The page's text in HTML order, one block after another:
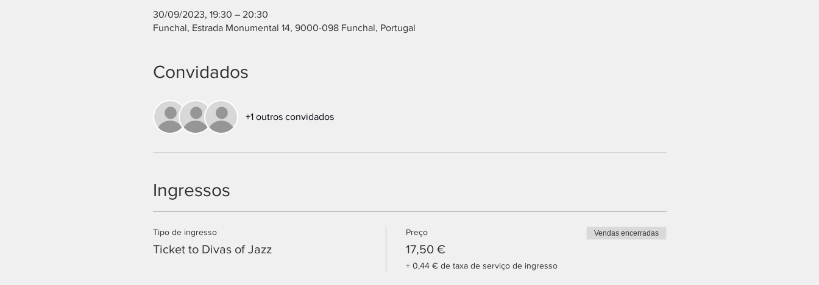
30/09/2023, 19:30 – 20:30
Funchal, Estrada Monumental 14, 9000-098 Funchal, Portugal
Convidados
+1 outros convidados
Ingressos
Tipo de ingresso
Ticket to Divas of Jazz
Preço
17,50 €
+ 0,44 € de taxa de serviço de ingresso
Vendas encerradas